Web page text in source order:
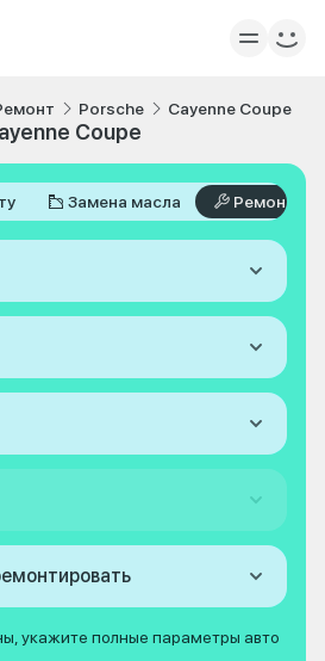
Porsche Cayenne Coupe
Coupe
Замена масла Ремонт
укажите полные параметры авто